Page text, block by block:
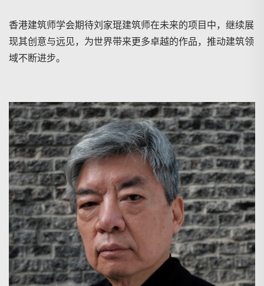
香港建筑师学会期待刘家琨建筑师在未来的项目中，继续展
现其创意与远见，为世界带来更多卓越的作品，推动建筑领
域不断进步。